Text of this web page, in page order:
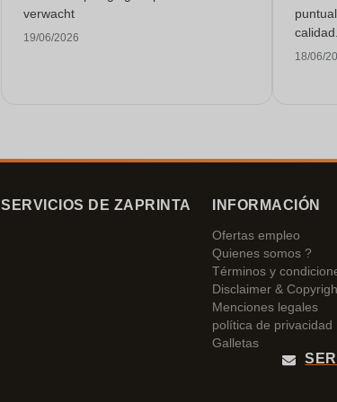
verwacht
19/06/2026
calidad.
18/06/
SERVICIOS DE ZAPRINTA INFORMACIÓN
Ofertas empleo
Quienes somos ?
Términos y
Disclaimer &
Menciones legales
política de privacidad
Galletas